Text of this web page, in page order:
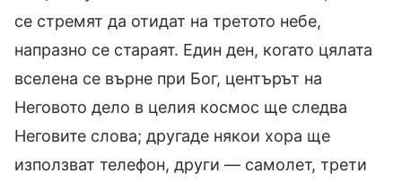
се стремят да отидат на третото небе,
напразно се стараят. Един ден, когато цялата
вселена се върне при Бог, центърът на
Неговото дело в целия космос ще следва
Неговите слова; другаде някои хора ще
използват телефон, други — самолет, трети